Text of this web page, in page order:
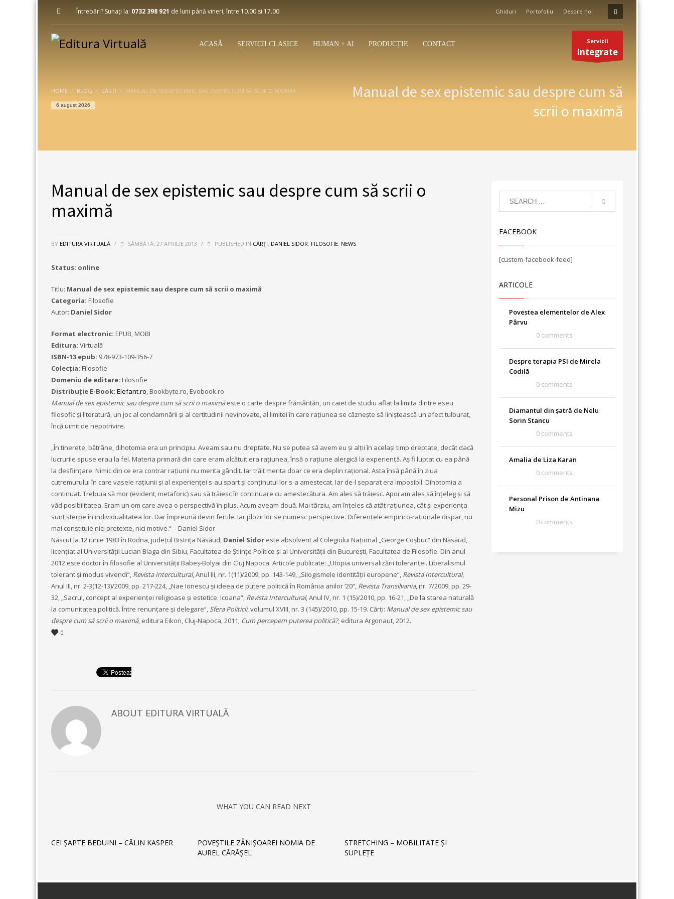
Întrebări? Sunați la: 0732 398 921 de luni până vineri, între 10.00 si 17.00 Ghiduri Portofoliu Despre noi
ACASĂ SERVICII CLASICE HUMAN + AI PRODUCȚIE CONTACT Servicii
Integrate
HOME BLOG CĂRȚI MANUAL DE SEX EPISTEMIC SAU DESPRE CUM SĂ SCRII O MAXIMĂ
6 august 2026
Manual de sex epistemic sau despre cum să
scrii o maximă
Manual de sex epistemic sau despre cum să scrii o
maximă
BY EDITURA VIRTUALĂ / SÂMBĂTĂ, 27 APRILIE 2013 / PUBLISHED IN CĂRȚI, DANIEL SIDOR, FILOSOFIE, NEWS
Status: online
Titlu: Manual de sex epistemic sau despre cum să scrii o maximă
Categoria: Filosofie
Autor: Daniel Sidor
Format electronic: EPUB, MOBI
Editura: Virtuală
ISBN-13 epub: 978-973-109-356-7
Colecţia: Filosofie
Domeniu de editare: Filosofie
Distribuție E-Book: Elefant.ro, Bookbyte.ro, Evobook.ro
Manual de sex epistemic sau despre cum să scrii o maximăeste o carte despre frământări, un caiet de studiu aflat la limita dintre eseu
filosofic și literatură, un joc al condamnării și al certitudinii nevinovate, al limitei în care rațiunea se căznește să liniștească un afect tulburat,
încă uimit de nepotrivire.
„În tinerețe, bătrâne, dihotomia era un principiu. Aveam sau nu dreptate. Nu se putea să avem eu și alții în același timp dreptate, decât dacă
lucrurile spuse erau la fel. Materia primară din care eram alcătuit era rațiunea, însă o rațiune alergică la experiență. Aș fi luptat cu ea până
la desființare. Nimic din ce era contrar rațiunii nu merita gândit. Iar trăit merita doar ce era deplin rațional. Asta însă până în ziua
cutremurului în care vasele rațiunii și al experienței s-au spart și conținutul lor s-a amestecat. Iar de-l separat era imposibil. Dihotomia a
continuat. Trebuia să mor (evident, metaforic) sau să trăiesc în continuare cu amestecătura. Am ales să trăiesc. Apoi am ales să înțeleg și să
văd posibilitatea. Eram un om care avea o perspectivă în plus. Acum aveam două. Mai târziu, am înțeles că atât rațiunea, cât și experiența
sunt sterpe în individualitatea lor. Dar împreună devin fertile. Iar plozii lor se numesc perspective. Diferențele empirico-raționale dispar, nu
mai constituie nici pretexte, nici motive.“ – Daniel Sidor
Născut la 12 iunie 1983 în Rodna, județul Bistrița Năsăud, Daniel Sidor este absolvent al Colegiului Național „George Coșbuc“ din Năsăud,
licențiat al Universității Lucian Blaga din Sibiu, Facultatea de Științe Politice și al Universității din București, Facultatea de Filosofie. Din anul
2012 este doctor în filosofie al Universității Babeș-Bolyai din Cluj Napoca. Articole publicate: „Utopia universalizării toleranței. Liberalismul
tolerant și modus vivendi“, Revista Intercultural, Anul III, nr. 1(11)/2009, pp. 143-149, „Silogismele identității europene“, Revista Intercultural,
Anul III, nr. 2-3(12-13)/2009, pp. 217-224, „Nae Ionescu și ideea de putere politică în România anilor ‘20“, Revista Transilvania, nr. 7/2009, pp. 29-
32, „Sacrul, concept al experienței religioase și estetice. Icoana“, Revista Intercultural, Anul IV, nr. 1 (15)/2010, pp. 16-21, „De la starea naturală
la comunitatea politică. Între renunțare și delegare“, Sfera Politicii, volumul XVIII, nr. 3 (145)/2010, pp. 15-19. Cărți: Manual de sex epistemic sau
despre cum să scrii o maximă, editura Eikon, Cluj-Napoca, 2011; Cum percepem puterea politică?, editura Argonaut, 2012.
0
ABOUT EDITURA VIRTUALĂ
WHAT YOU CAN READ NEXT
CEI ȘAPTE BEDUINI – CĂLIN KASPER
POVEŞTILE ZÂNIŞOAREI NOMIA DE
AUREL CĂRĂŞEL
STRETCHING – MOBILITATE ŞI
SUPLEŢE
FACEBOOK
[custom-facebook-feed]
ARTICOLE
Povestea elementelor de Alex
Pârvu
0 comments
Despre terapia PSI de Mirela
Codilă
0 comments
Diamantul din șatră de Nelu
Sorin Stancu
0 comments
Amalia de Liza Karan
0 comments
Personal Prison de Antinana
Mizu
0 comments